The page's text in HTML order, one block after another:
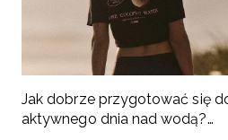
Jak dobrze przygotować się
aktywnego dnia nad wodą?